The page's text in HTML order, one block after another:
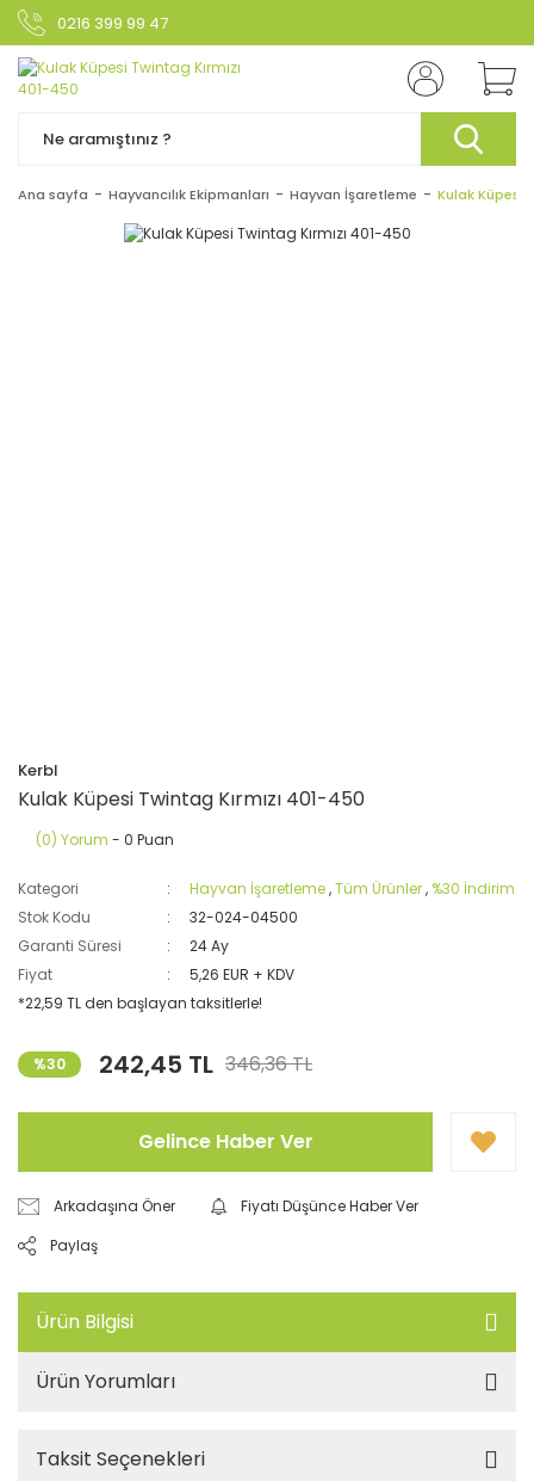
0216 399 99 47
Ana sayfa Hayvancılık Ekipmanları Hayvan İşaretleme Kulak Küpesi
Kerbl
Kulak Küpesi Twintag Kırmızı 401-450
(0) Yorum - 0 Puan
Kategori Hayvan İşaretleme,Tüm Ürünler, %30 İndirim
Stok Kodu
32-024-04500
Garanti Süresi
24 Ay
Fiyat
5,26 EUR + KDV
*22,59 TL den başlayan taksitlerle!
%30 242,45 TL 346,36 TL
Gelince Haber Ver
Arkadaşına Öner
Fiyatı Düşünce Haber Ver
Paylaş
Ürün Bilgisi
Ürün Yorumları
Taksit Seçenekleri